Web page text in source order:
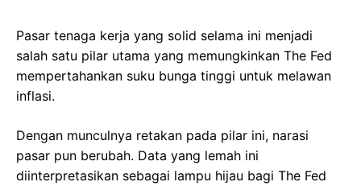
Pasar tenaga kerja yang solid selama ini menjadi
salah satu pilar utama yang memungkinkan The Fed
mempertahankan suku bunga tinggi untuk melawan
inflasi.
Dengan munculnya retakan pada pilar ini, narasi
pasar pun berubah. Data yang lemah ini
diinterpretasikan sebagai lampu hijau bagi The Fed